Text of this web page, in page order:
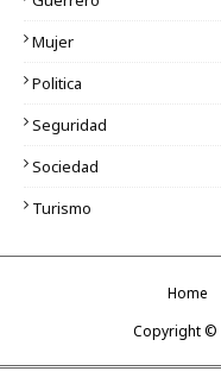
Mujer
Politica
Seguridad
Sociedad
Turismo
Home
Copyright ©